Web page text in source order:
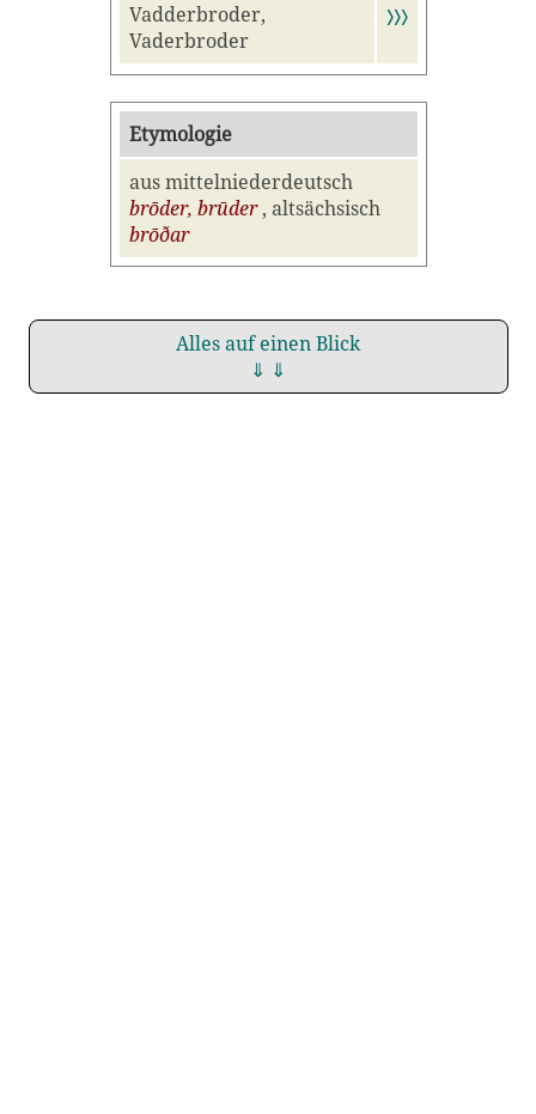
Vadderbroder,
Vaderbroder
〉〉〉
Etymologie
aus mittelniederdeutsch
brōder, brūder, altsächsisch
brōðar
Alles auf einen Blick
⇓ ⇓